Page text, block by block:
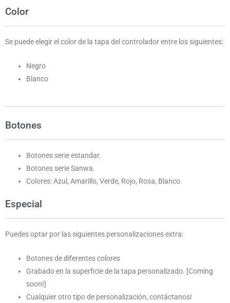
Color
Se puede elegir el color de la tapa del controlador entre los siguientes:
Negro
Blanco
Botones
Botones serie estandar.
Botones serie Sanwa.
Colores: Azul, Amarillo, Verde, Rojo, Rosa, Blanco
Especial
Puedes optar por las siguientes personalizaciones extra:
Botones de diferentes colores
Grabado en la superficie de la tapa personalizado. [Coming
soon!]
Cualquier otro tipo de personalización, contáctanos!